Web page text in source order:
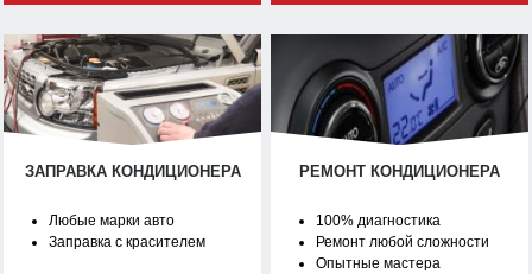
ЗАПРАВКА КОНДИЦИОНЕРА
Любые марки авто
Заправка с красителем
РЕМОНТ КОНДИЦИОНЕРА
100% диагностика
Ремонт любой сложности
Опытные мастера